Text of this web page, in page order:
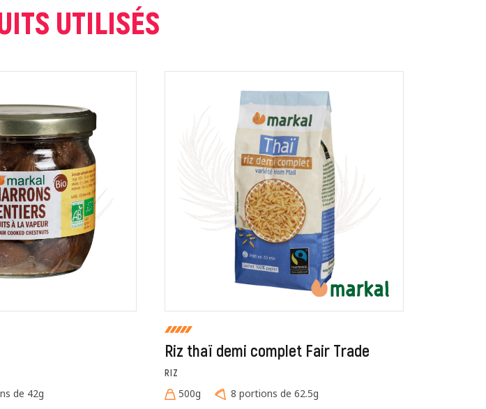
saisies dans ce formulaire pour traiter et afficher le nom saisi, la note et le
le traitement de ces données, consulter la page des mentions légales. *
Envoyer
UTILISÉS
de 42g
Riz thaï demi complet Fair Trade
RIZ
500g 8 portions de 62.5g